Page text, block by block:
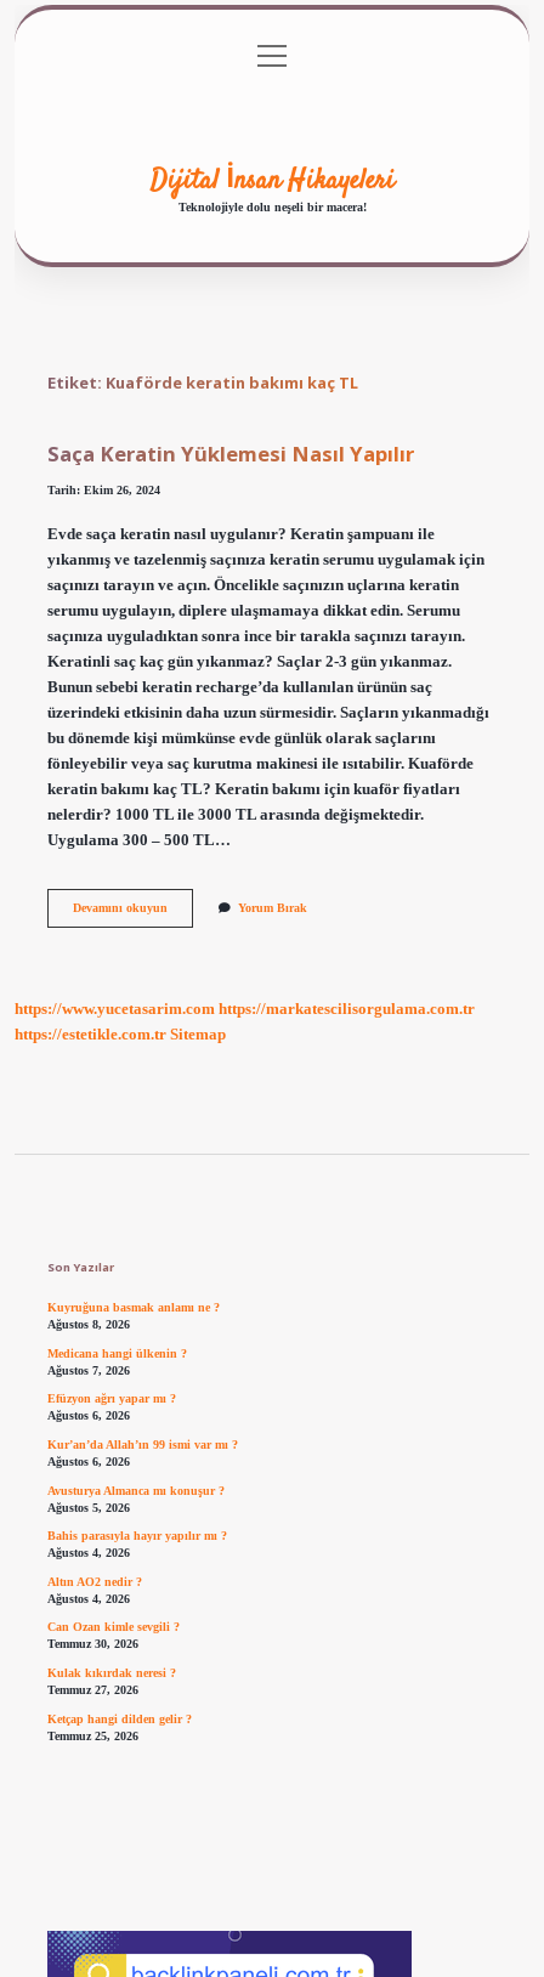
Gizlilik Politikası
menüyü
aç
Dijital İnsan Hikayeleri
Teknolojiyle dolu neşeli bir macera!
Etiket: Kuaförde keratin bakımı kaç TL
Saça Keratin Yüklemesi Nasıl Yapılır
Tarih: Ekim 26, 2024
Evde saça keratin nasıl uygulanır? Keratin şampuanı ile
yıkanmış ve tazelenmiş saçınıza keratin serumu uygulamak için
saçınızı tarayın ve açın. Öncelikle saçınızın uçlarına keratin
serumu uygulayın, diplere ulaşmamaya dikkat edin. Serumu
saçınıza uyguladıktan sonra ince bir tarakla saçınızı tarayın.
Keratinli saç kaç gün yıkanmaz? Saçlar 2-3 gün yıkanmaz.
Bunun sebebi keratin recharge’da kullanılan ürünün saç
üzerindeki etkisinin daha uzun sürmesidir. Saçların yıkanmadığı
bu dönemde kişi mümkünse evde günlük olarak saçlarını
fönleyebilir veya saç kurutma makinesi ile ısıtabilir. Kuaförde
keratin bakımı kaç TL? Keratin bakımı için kuaför fiyatları
nelerdir? 1000 TL ile 3000 TL arasında değişmektedir.
Uygulama 300 – 500 TL…
Devamını okuyunSaça
Yorum Bırak
https://www.yucetasarim.com https://markatescilisorgulama.com.tr
https://estetikle.com.tr Sitemap
Son Yazılar
Kuyruğuna basmak anlamı ne ?
Ağustos 8, 2026
Medicana hangi ülkenin ?
Ağustos 7, 2026
Efüzyon ağrı yapar mı ?
Ağustos 6, 2026
Kur’an’da Allah’ın 99 ismi var mı ?
Ağustos 6, 2026
Avusturya Almanca mı konuşur ?
Ağustos 5, 2026
Bahis parasıyla hayır yapılır mı ?
Ağustos 4, 2026
Altın AO2 nedir ?
Ağustos 4, 2026
Can Ozan kimle sevgili ?
Temmuz 30, 2026
Kulak kıkırdak neresi ?
Temmuz 27, 2026
Ketçap hangi dilden gelir ?
Temmuz 25, 2026